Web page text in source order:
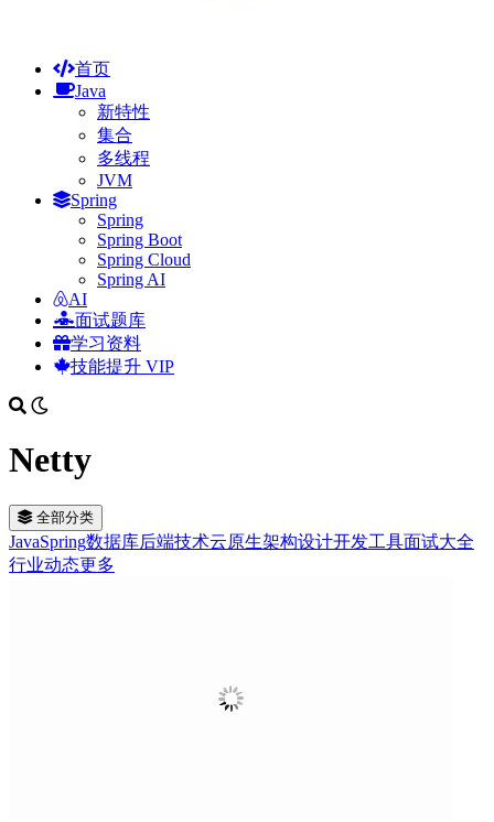
首页
Java
新特性
集合
多线程
JVM
Spring
Spring
Spring Boot
Spring Cloud
Spring AI
AI
面试题库
学习资料
技能提升 VIP
Netty
全部分类
JavaSpring数据库后端技术云原生架构设计开发工具面试大全
行业动态更多